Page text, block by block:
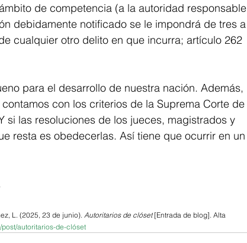
de competencia (a la autoridad responsable
debidamente notificado se le impondrá de tres a
cualquier otro delito en que incurra; artículo 262
para el desarrollo de nuestra nación. Además,
con los criterios de la Suprema Corte de
si las resoluciones de los jueces, magistrados y
resta es obedecerlas. Así tiene que ocurrir en un
L. (2025, 23 de junio). Autoritarios de clóset [Entrada de blog]. Alta
autoritarios-de-clóset